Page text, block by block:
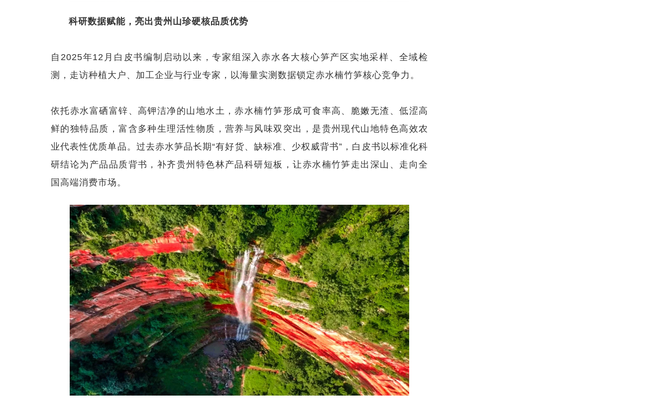
科研数据赋能，亮出贵州山珍硬核品质优势
自2025年12月白皮书编制启动以来，专家组深入赤水各大核心笋产区实地采样、全域检
测，走访种植大户、加工企业与行业专家，以海量实测数据锁定赤水楠竹笋核心竞争力。
依托赤水富硒富锌、高钾洁净的山地水土，赤水楠竹笋形成可食率高、脆嫩无渣、低涩高
鲜的独特品质，富含多种生理活性物质，营养与风味双突出，是贵州现代山地特色高效农
业代表性优质单品。过去赤水笋品长期“有好货、缺标准、少权威背书”，白皮书以标准化科
研结论为产品品质背书，补齐贵州特色林产品科研短板，让赤水楠竹笋走出深山、走向全
国高端消费市场。